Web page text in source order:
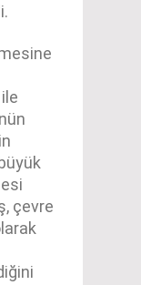
çevre